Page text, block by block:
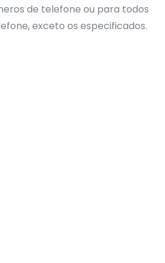
de telefone ou para todos
exceto os especificados.